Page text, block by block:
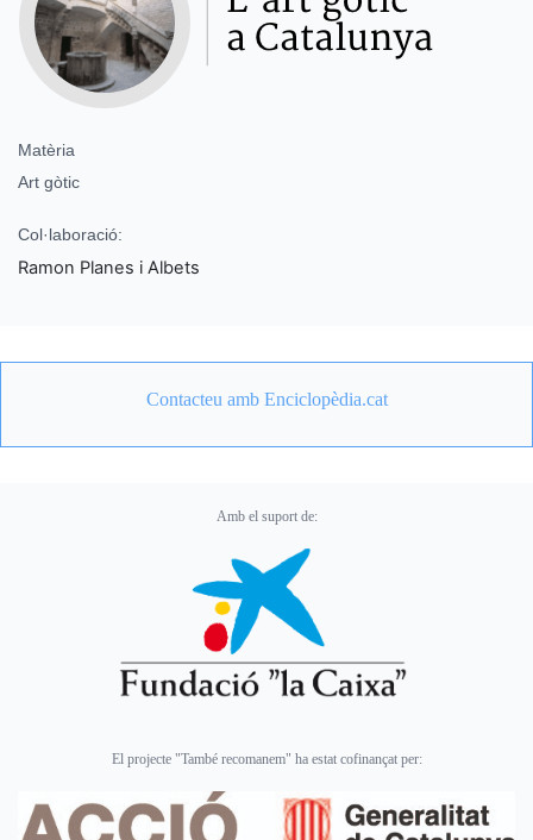
Matèria
Art gòtic
Col·laboració:
Ramon Planes i Albets
Contacteu amb Enciclopèdia.cat
Amb el suport de:
El projecte "També recomanem" ha estat cofinançat per: